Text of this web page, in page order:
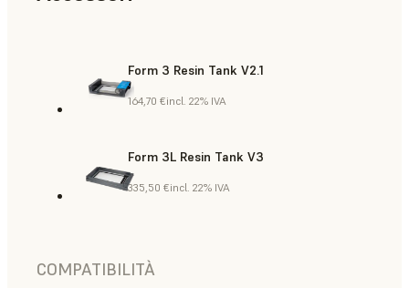
Form 3 Resin Tank V2.1
164,70 €incl. 22% IVA
Form 3L Resin Tank V3
335,50 €incl. 22% IVA
COMPATIBILITÀ